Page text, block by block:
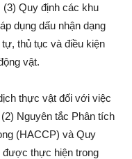
Quy định các khu
dụng dấu nhận dạng
thủ tục và điều kiện
vật.
thực vật đối với việc
(2) Nguyên tắc Phân tích
(HACCP) và Quy
được thực hiện trong